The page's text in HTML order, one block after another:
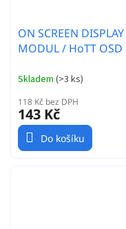
ON SCREEN DISPLAY
MODUL / HoTT OSD
Skladem (>3 ks)
118 Kč bez DPH
143 Kč
Do košíku